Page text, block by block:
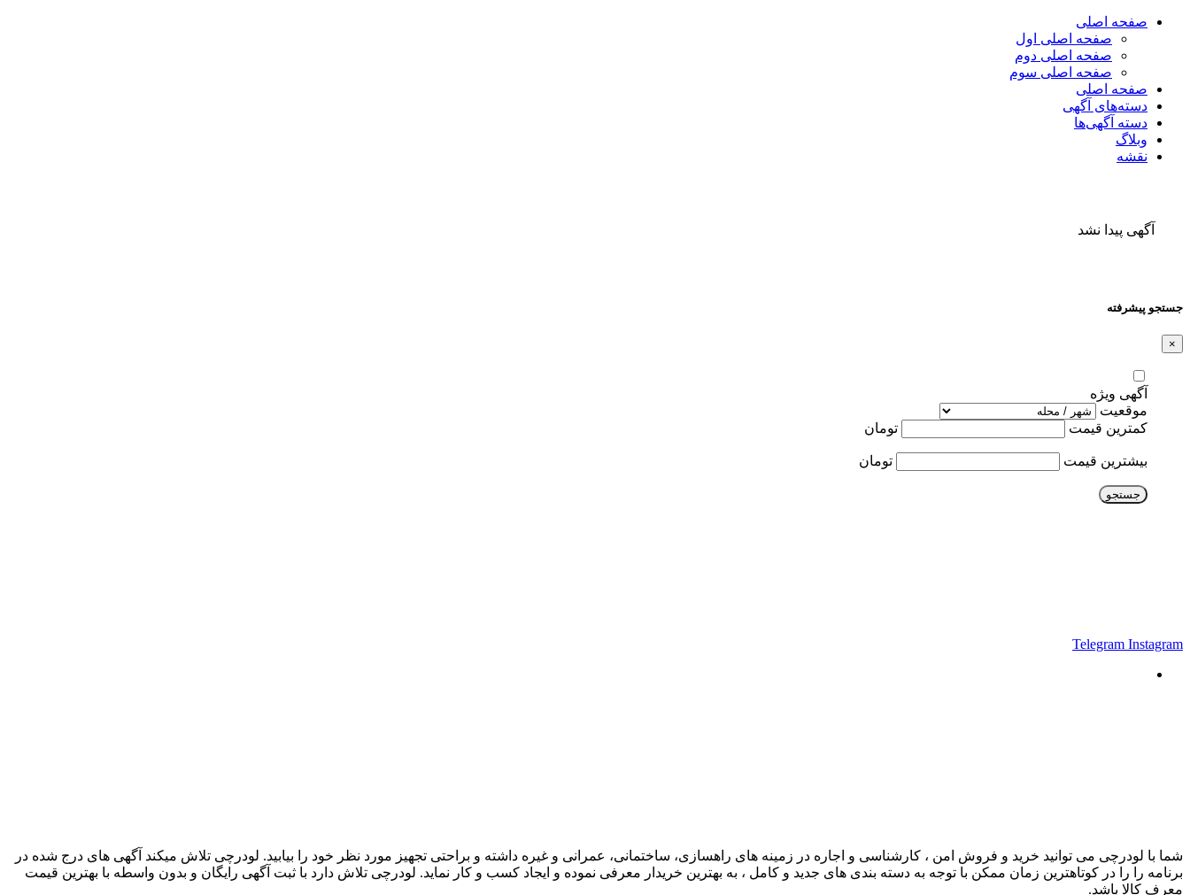
صفحه اصلی
صفحه اصلی اول
صفحه اصلی دوم
صفحه اصلی سوم
صفحه اصلی
دسته‌های آگهی
دسته آگهی‌ها
وبلاگ
نقشه
آگهی پیدا نشد
جستجو پیشرفته
×
آگهی ویژه
موقعیت
کمترین قیمت
تومان
بیشترین قیمت تومان
جستجو
Telegram Instagram
شما با لودرچی می توانید خرید و فروش امن ، کارشناسی و اجاره در زمینه های راهسازی، ساختمانی، عمرانی و غیره داشته و براحتی تجهیز مورد نظر خود را بیابید. لودرچی تلاش میکند آگهی های درج شده در
برنامه را را در کوتاهترین زمان ممکن با توجه به دسته بندی های جدید و کامل ، به بهترین خریدار معرفی نموده و ایجاد کسب و کار نماید. لودرچی تلاش دارد با ثبت آگهی رایگان و بدون واسطه با بهترین قیمت
معرف کالا باشد.